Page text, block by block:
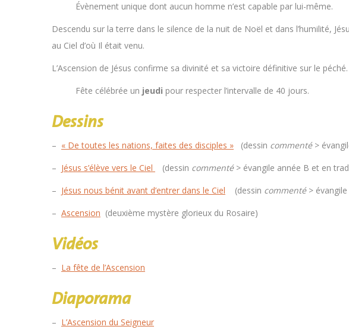
Évènement unique dont aucun homme n’est capable par lui-même.
Descendu sur la terre dans le silence de la nuit de Noël et dans l’humilité,
au Ciel d’où Il était venu.
L’Ascension de Jésus confirme sa divinité et sa victoire définitive sur le péché.
Fête célébrée un jeudi pour respecter l’intervalle de 40 jours.
Dessins
– « De toutes les nations, faites des disciples » (dessin commenté>
– Jésus s’élève vers le Ciel (dessin commenté> évangile année B et en
– Jésus nous bénit avant d’entrer dans le Ciel (dessin commenté> évangile
– Ascension (deuxième mystère glorieux du Rosaire)
Vidéos
– La fête de l’Ascension
Diaporama
– L’Ascension du Seigneur